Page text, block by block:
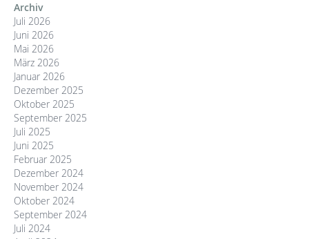
Archiv
Juli 2026
Juni 2026
Mai 2026
März 2026
Januar 2026
Dezember 2025
Oktober 2025
September 2025
Juli 2025
Juni 2025
Februar 2025
Dezember 2024
November 2024
Oktober 2024
September 2024
Juli 2024